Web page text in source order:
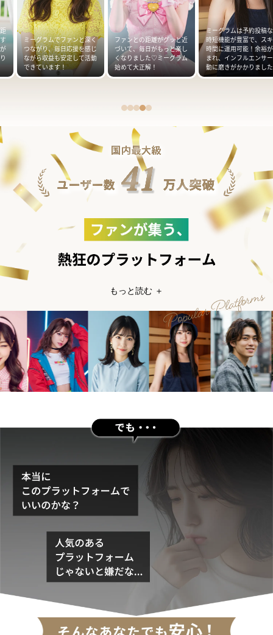
ミーグラムでファンと深く
つながり、毎日応援を感じ
ながら収益も安定して活動
できています！
ファンとの距離がグッと近
づいて、毎日がもっと楽し
くなりました♡ミーグラム
始めて大正解！
ミーグラムは予約投稿
時短機能が豊富で、ス
時間に運用可能！余裕
まれ、インフルエンサ
動に磨きがかかりました
もっと読む ＋